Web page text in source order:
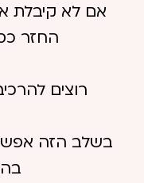
אם לא קיבלת
החזר
רוצים
בשלב הזה